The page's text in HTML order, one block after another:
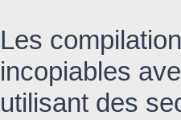
Les
incopiables
utilisant des